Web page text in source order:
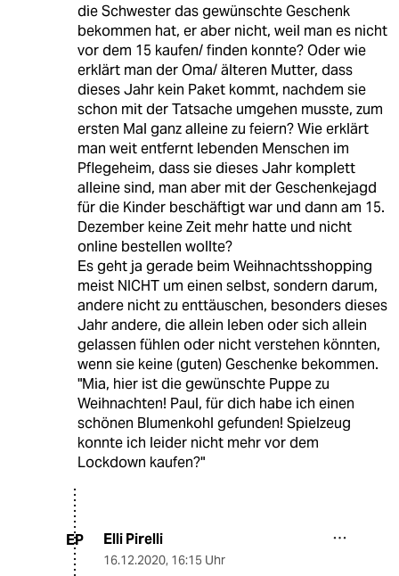
die Schwester das gewünschte Geschenk
bekommen hat, er aber nicht, weil man es nicht
vor dem 15 kaufen/ finden konnte? Oder wie
erklärt man der Oma/ älteren Mutter, dass
dieses Jahr kein Paket kommt, nachdem sie
schon mit der Tatsache umgehen musste, zum
ersten Mal ganz alleine zu feiern? Wie erklärt
man weit entfernt lebenden Menschen im
Pflegeheim, dass sie dieses Jahr komplett
alleine sind, man aber mit der Geschenkejagd
für die Kinder beschäftigt war und dann am 15.
Dezember keine Zeit mehr hatte und nicht
online bestellen wollte?
Es geht ja gerade beim Weihnachtsshopping
meist NICHT um einen selbst, sondern darum,
andere nicht zu enttäuschen, besonders dieses
Jahr andere, die allein leben oder sich allein
gelassen fühlen oder nicht verstehen könnten,
wenn sie keine (guten) Geschenke bekommen.
"Mia, hier ist die gewünschte Puppe zu
Weihnachten! Paul, für dich habe ich einen
schönen Blumenkohl gefunden! Spielzeug
konnte ich leider nicht mehr vor dem
Lockdown kaufen?"
EP Elli Pirelli
16.12.2020, 16:15 Uhr